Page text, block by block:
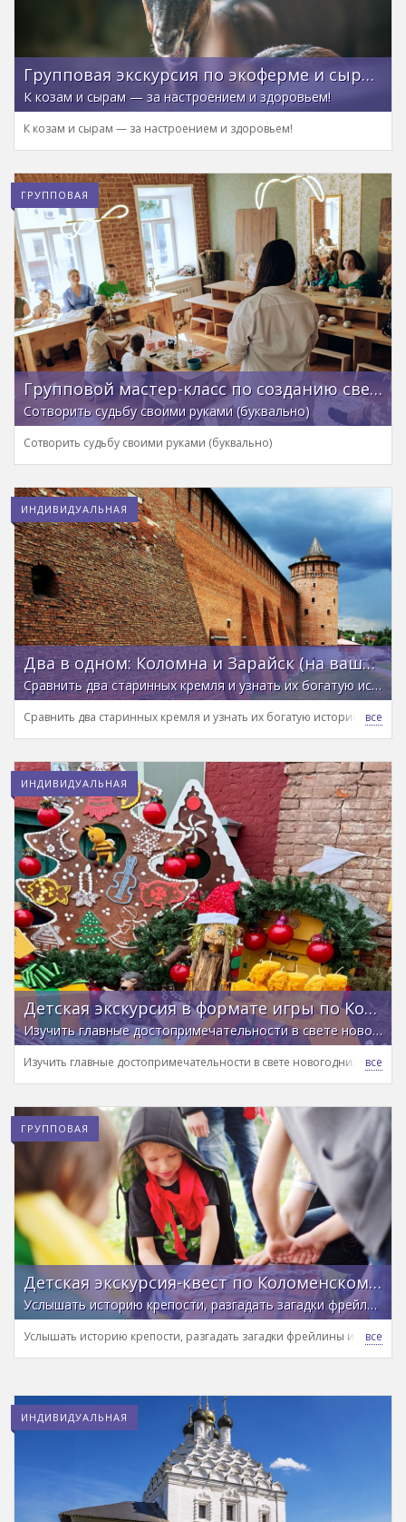
Групповая экскурсия по экоферме и сыроварне в Луховицах — из Коломны
К козам и сырам — за настроением и здоровьем!
К козам и сырам — за настроением и здоровьем!
ГРУППОВАЯ
Групповой мастер-класс по созданию свечи «Заветное желание»
Сотворить судьбу своими руками (буквально)
Сотворить судьбу своими руками (буквально)
ИНДИВИДУАЛЬНАЯ
Два в одном: Коломна и Зарайск (на вашем автомобиле)
Сравнить два старинных кремля и узнать их богатую историю в компании профессионального гида
Сравнить два старинных кремля и узнать их богатую историю в
ИНДИВИДУАЛЬНАЯ
Детская экскурсия в формате игры по Коломенскому кремлю
Изучить главные достопримечательности в свете новогодних огней и получить сувенир из ларца
Изучить главные достопримечательности в свете новогодних огней
ГРУППОВАЯ
Детская экскурсия-квест по Коломенскому кремлю
Услышать историю крепости, разгадать загадки фрейлины и отыскать сокровища Марины Мнишек
Услышать историю крепости, разгадать загадки фрейлины и
ИНДИВИДУАЛЬНАЯ